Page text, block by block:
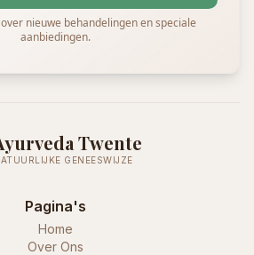
nieuwe behandelingen en speciale
aanbiedingen.
Twente
GENEESWIJZE
Pagina's
Home
Over Ons